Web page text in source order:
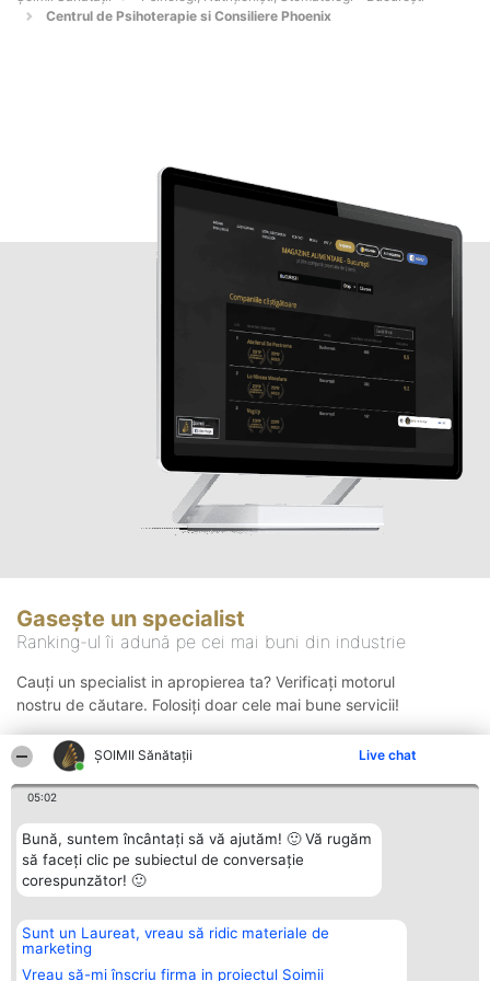
ŞOIMII Sănătații Live chat
05:02
Bună, suntem încântați să vă ajutăm! 🙂 Vă rugăm
să faceți clic pe subiectul de conversație
corespunzător! 🙂
Sunt un Laureat, vreau să ridic materiale de
marketing
Vreau să-mi înscriu firma in proiectul Șoimii
Centrul de Psihoterapie si Consiliere Phoenix
Gasește un specialist
Ranking-ul îi adună pe cei mai buni din industrie
Cauți un specialist in apropierea ta? Verificați motorul
nostru de căutare. Folosiți doar cele mai bune servicii!
Organizator Ranking
BRIGHT SOLUTIONS BR SRL
Aleea Timisul De Sus 2 Bl. A30
Plebiscyt
Lista Tuturor
Contact